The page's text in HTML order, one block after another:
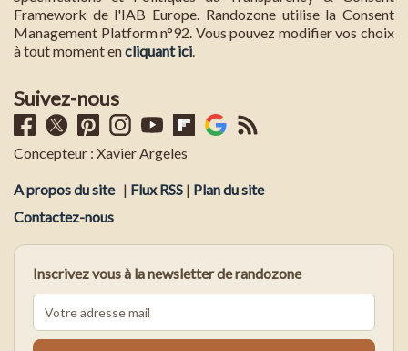
Framework de l'IAB Europe. Randozone utilise la Consent
Management Platform n°92. Vous pouvez modifier vos choix
à tout moment encliquant ici
Suivez-nous
Concepteur : Xavier Argeles
A propos du site | Flux RSS | Plan du site
Contactez-nous
Inscrivez vous à la newsletter de randozone